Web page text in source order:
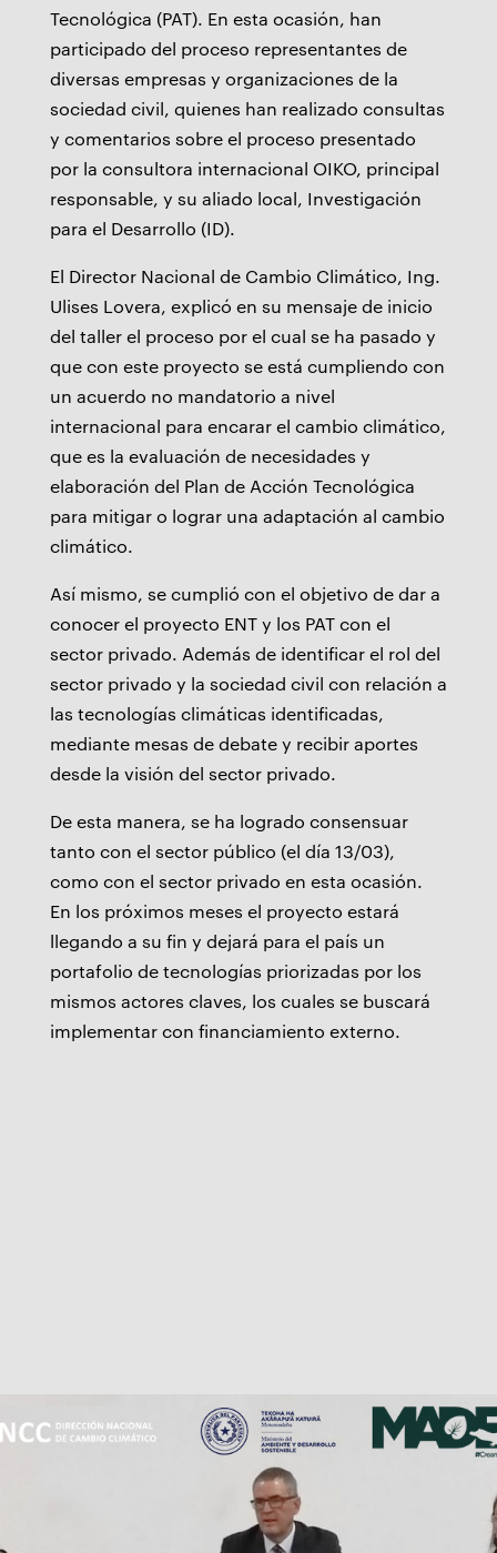
Tecnológica (PAT). En esta ocasión, han
participado del proceso representantes de
diversas empresas y organizaciones de la
sociedad civil, quienes han realizado consultas
y comentarios sobre el proceso presentado
por la consultora internacional OIKO, principal
responsable, y su aliado local, Investigación
para el Desarrollo (ID).
El Director Nacional de Cambio Climático, Ing.
Ulises Lovera, explicó en su mensaje de inicio
del taller el proceso por el cual se ha pasado y
que con este proyecto se está cumpliendo con
un acuerdo no mandatorio a nivel
internacional para encarar el cambio climático,
que es la evaluación de necesidades y
elaboración del Plan de Acción Tecnológica
para mitigar o lograr una adaptación al cambio
climático.
Así mismo, se cumplió con el objetivo de dar a
conocer el proyecto ENT y los PAT con el
sector privado. Además de identificar el rol del
sector privado y la sociedad civil con relación a
las tecnologías climáticas identificadas,
mediante mesas de debate y recibir aportes
desde la visión del sector privado.
De esta manera, se ha logrado consensuar
tanto con el sector público (el día 13/03),
como con el sector privado en esta ocasión.
En los próximos meses el proyecto estará
llegando a su fin y dejará para el país un
portafolio de tecnologías priorizadas por los
mismos actores claves, los cuales se buscará
implementar con financiamiento externo.